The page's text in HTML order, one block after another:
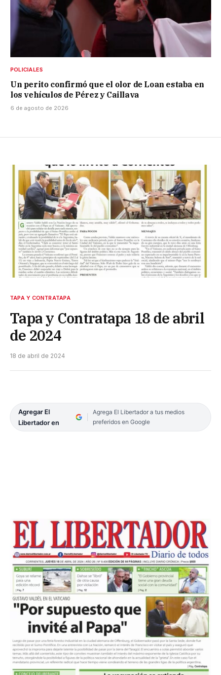
POLICIALES
Un perito confirmó que el olor de Loan estaba en
los vehículos de Pérez y Caillava
6 de agosto de 2026
TAPA Y CONTRATAPA
Tapa y Contratapa 18 de abril
de 2024
18 de abril de 2024
Agregar El
Libertador en
Agrega El Libertador a tus medios
preferidos en Google